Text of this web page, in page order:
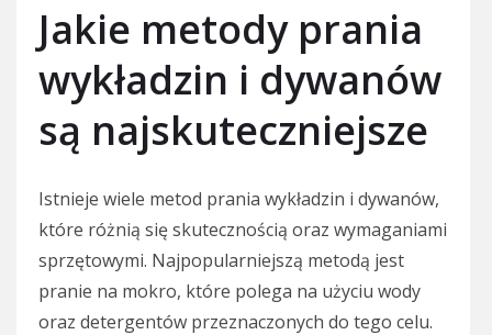
Jakie metody prania
wykładzin i dywanów
są najskuteczniejsze
Istnieje wiele metod prania wykładzin i dywanów,
które różnią się skutecznością oraz wymaganiami
sprzętowymi. Najpopularniejszą metodą jest
pranie na mokro, które polega na użyciu wody
oraz detergentów przeznaczonych do tego celu.